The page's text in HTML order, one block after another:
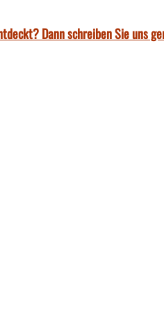
Dann schreiben Sie uns